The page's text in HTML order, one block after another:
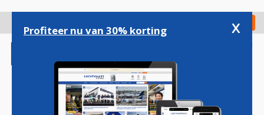
gaan
Check in
Profiteer nu van 30% korting x